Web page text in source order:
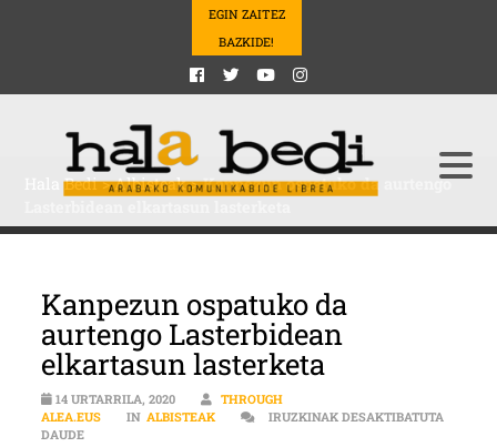
EGIN ZAITEZ
BAZKIDE!
Hala Bedi>Albisteak>Kanpezun ospatuko da aurtengo
Kanpezun ospatuko da
aurtengo Lasterbidean
elkartasun lasterketa
14 URTARRILA, 2020
THROUGH
ALEA.EUS
IN ALBISTEAK
IRUZKINAK DESAKTIBATUTA
DAUDEKANPEZUN OSPATUKO DA AURTENGO LASTERBIDEAN